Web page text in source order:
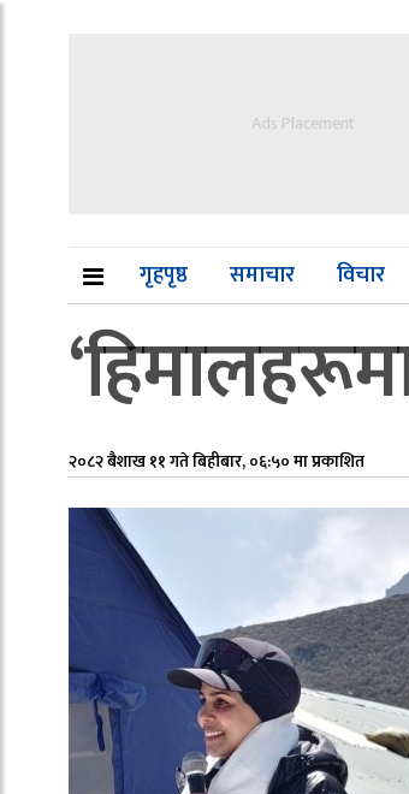
Ads Placement
गृहपृष्ठ समाचार विचार
२०८२ बैशाख ११ गते बिहीबार, ०६:५० मा प्रकाशित